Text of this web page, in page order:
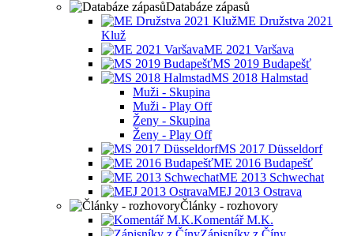
Databáze zápasů
ME Družstva 2021
Kluž
ME 2021 Varšava
MS 2019 Budapešť
MS 2018 Halmstad
Muži - Skupina
Muži - Play Off
Ženy - Skupina
Ženy - Play Off
MS 2017 Düsseldorf
ME 2016 Budapešť
ME 2013 Schwechat
MEJ 2013 Ostrava
Články - rozhovory
Komentář M.K.